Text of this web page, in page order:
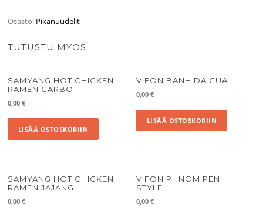
määrä
Osasto: Pikanuudelit
TUTUSTU MYÖS
SAMYANG HOT CHICKEN
RAMEN CARBO
0,00€
LISÄÄ OSTOSKORIIN
VIFON BANH DA CUA
0,00€
LISÄÄ OSTOSKORIIN
SAMYANG HOT CHICKEN
RAMEN JAJANG
0,00€
VIFON PHNOM PENH
STYLE
0,00€